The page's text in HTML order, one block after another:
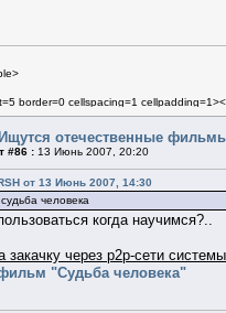
border=0 cellspacing=1
width=100% border=0 cellspacing=1
border=0 cellspacing=0
border=0 cellspacing=1 cel
отечественные
#86 : 13 Июнь 2007, 20:20
от 13 Июнь 2007, 14:30
человека
когда научимся?..
закачку через p2p-сети
"Судьба человека"